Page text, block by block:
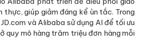
thực, giúp giảm đáng kể ùn tắc. Trong
và Alibaba sử dụng AI để tối ưu
quy mô hàng trăm triệu đơn hàng mỗi